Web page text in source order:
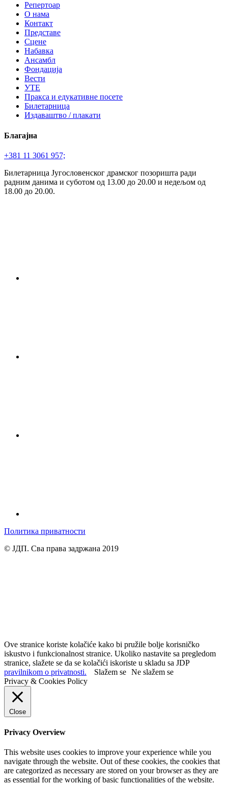
Репертоар
О нама
Контакт
Представе
Сцене
Набавка
Ансамбл
Фондација
Вести
УТЕ
Пракса и едукативне посете
Билетарница
Издаваштво / плакати
Благајна
+381 11 3061 957;
Билетарница Југословенског драмског позоришта ради
радним данима и суботом од 13.00 до 20.00 и недељом од
18.00 до 20.00.
Политика приватности
© ЈДП. Сва права задржана 2019
Ove stranice koriste kolačiće kako bi pružile bolje korisničko
iskustvo i funkcionalnost stranice. Ukoliko nastavite sa pregledom
stranice, slažete se da se kolačići iskoriste u skladu sa JDP
pravilnikom o privatnosti.
Slažem se Ne slažem se
Privacy & Cookies Policy
Close
Privacy Overview
This website uses cookies to improve your experience while you
navigate through the website. Out of these cookies, the cookies that
are categorized as necessary are stored on your browser as they are
as essential for the working of basic functionalities of the website.